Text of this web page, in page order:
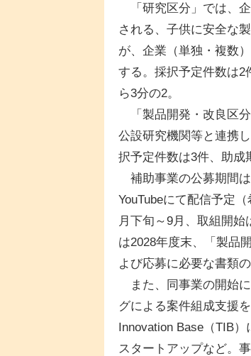
「研究区分」では、
される、子供に安全な
が、企業（単独・複数
する。採択予定件数は2
ら3分の2。
「製品開発・改良区分
公設研究機関等と連携
択予定件数は3件、助成
補助事業の公募期間
YouTubeにて配信予定
月下旬～9月、取組開始
は2028年度末、「製品
よび応募に必要な書類
また、同事業の開始
グによる案件組成支援
Innovation Base（TIB
スタートアップなど。